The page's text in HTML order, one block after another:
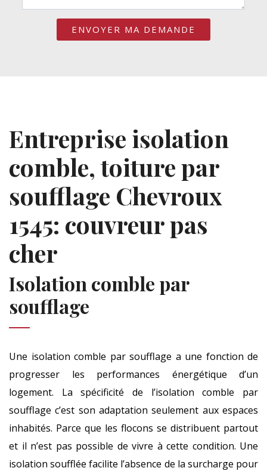
Entreprise isolation
comble, toiture par
soufflage Chevroux
1545: couvreur pas
cher
Isolation comble par
soufflage
Une isolation comble par soufflage a une fonction de
progresser les performances énergétique d’un
logement. La spécificité de l’isolation comble par
soufflage c’est son adaptation seulement aux espaces
inhabités. Parce que les flocons se distribuent partout
et il n’est pas possible de vivre à cette condition. Une
isolation soufflée facilite l’absence de la surcharge pour